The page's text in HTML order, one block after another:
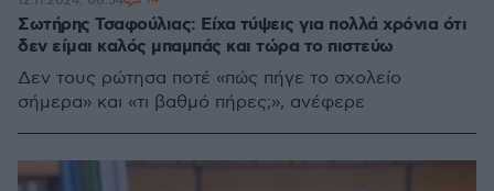
Σωτήρης Τσαφούλιας: Είχα τύψεις για πολλά χρόνια ότι
δεν είμαι καλός μπαμπάς και τώρα το πιστεύω
Δεν τους ρώτησα ποτέ «πώς πήγε το σχολείο
σήμερα» και «τι βαθμό πήρες;», ανέφερε